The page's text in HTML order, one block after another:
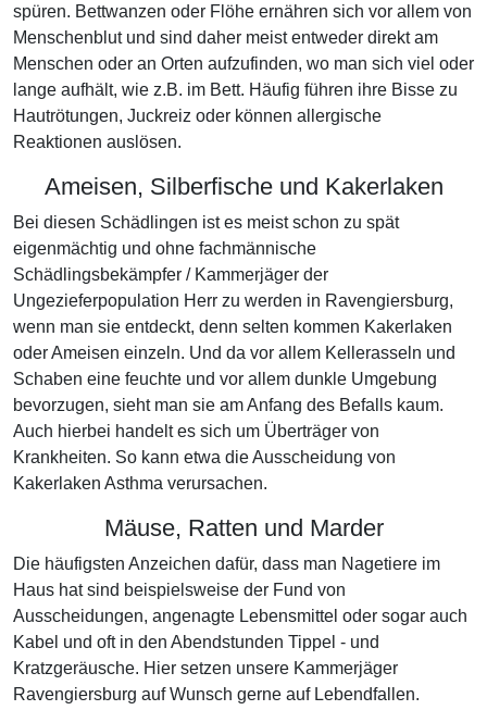
spüren. Bettwanzen oder Flöhe ernähren sich vor allem von
Menschenblut und sind daher meist entweder direkt am
Menschen oder an Orten aufzufinden, wo man sich viel oder
lange aufhält, wie z.B. im Bett. Häufig führen ihre Bisse zu
Hautrötungen, Juckreiz oder können allergische
Reaktionen auslösen.
Ameisen, Silberfische und Kakerlaken
Bei diesen Schädlingen ist es meist schon zu spät
eigenmächtig und ohne fachmännische
Schädlingsbekämpfer / Kammerjäger der
Ungezieferpopulation Herr zu werden in Ravengiersburg,
wenn man sie entdeckt, denn selten kommen Kakerlaken
oder Ameisen einzeln. Und da vor allem Kellerasseln und
Schaben eine feuchte und vor allem dunkle Umgebung
bevorzugen, sieht man sie am Anfang des Befalls kaum.
Auch hierbei handelt es sich um Überträger von
Krankheiten. So kann etwa die Ausscheidung von
Kakerlaken Asthma verursachen.
Mäuse, Ratten und Marder
Die häufigsten Anzeichen dafür, dass man Nagetiere im
Haus hat sind beispielsweise der Fund von
Ausscheidungen, angenagte Lebensmittel oder sogar auch
Kabel und oft in den Abendstunden Tippel - und
Kratzgeräusche. Hier setzen unsere Kammerjäger
Ravengiersburg auf Wunsch gerne auf Lebendfallen.